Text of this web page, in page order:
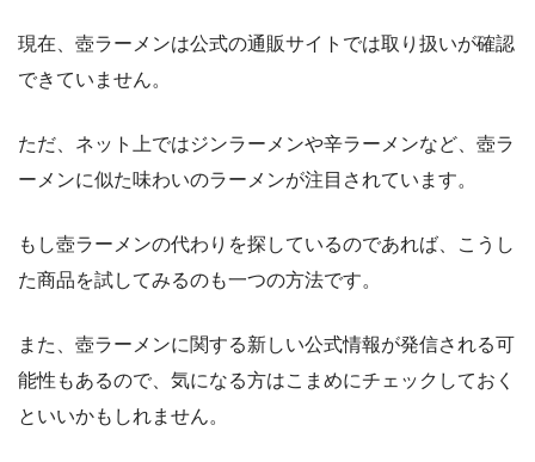
現在、壺ラーメンは公式の通販サイトでは取り扱いが確認
できていません。
ただ、ネット上ではジンラーメンや辛ラーメンなど、壺ラ
ーメンに似た味わいのラーメンが注目されています。
もし壺ラーメンの代わりを探しているのであれば、こうし
た商品を試してみるのも一つの方法です。
また、壺ラーメンに関する新しい公式情報が発信される可
能性もあるので、気になる方はこまめにチェックしておく
といいかもしれません。